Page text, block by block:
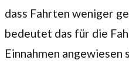
dass Fahrten weniger
bedeutet das für die
Einnahmen angewiesen